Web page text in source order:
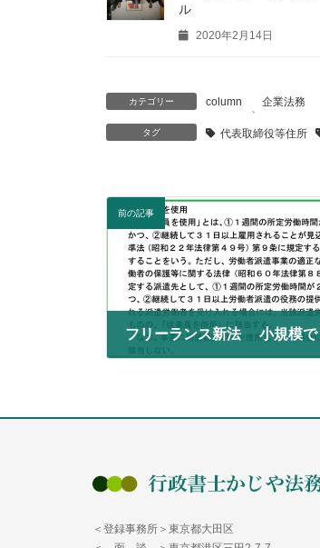
ル
2020年2月14日
カテゴリー column 企業法務
タグ 代表取締役等住所
前の記事
＜登録事務所＞東京都大田区